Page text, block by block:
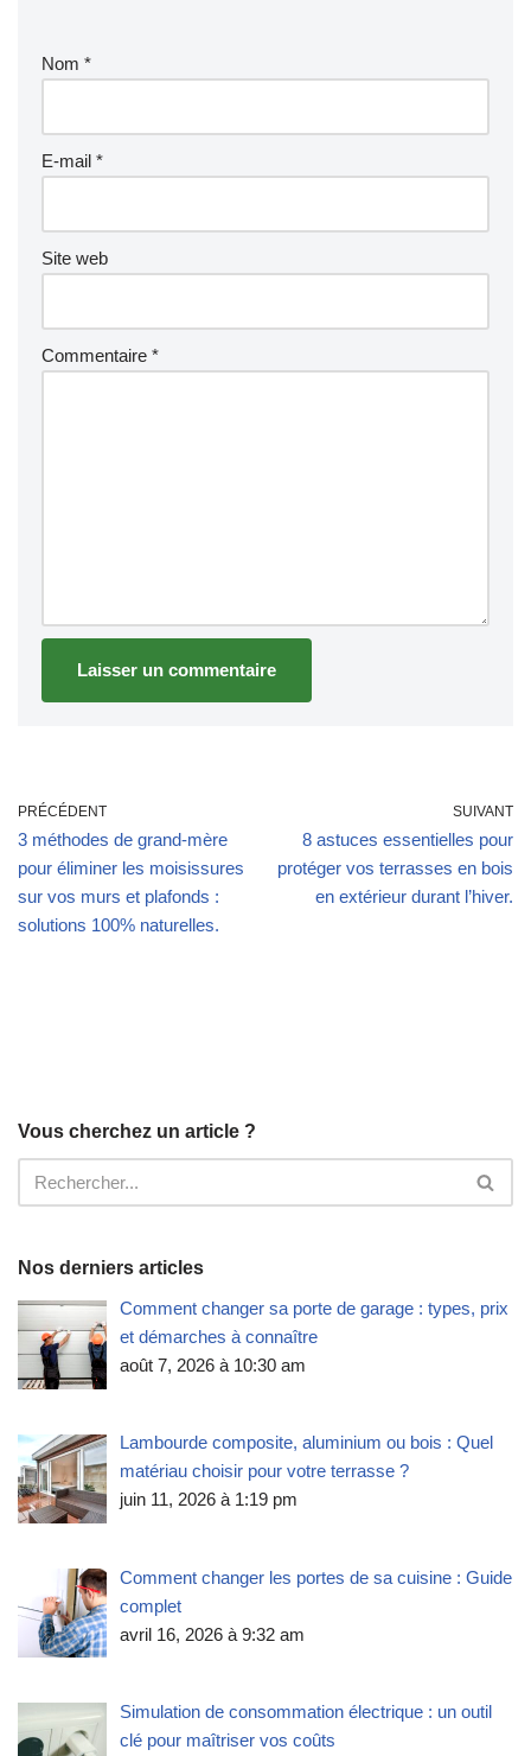
Nom *
E-mail *
Site web
Commentaire *
PRÉCÉDENT
3 méthodes de grand-mère
pour éliminer les moisissures
sur vos murs et plafonds :
solutions 100% naturelles.
SUIVANT
8 astuces essentielles pour
protéger vos terrasses en bois
en extérieur durant l’hiver.
Vous cherchez un article ?
Nos derniers articles
Comment changer sa porte de garage : types, prix
et démarches à connaître
août 7, 2026 à 10:30 am
Lambourde composite, aluminium ou bois : Quel
matériau choisir pour votre terrasse ?
juin 11, 2026 à 1:19 pm
Comment changer les portes de sa cuisine : Guide
complet
avril 16, 2026 à 9:32 am
Simulation de consommation électrique : un outil
clé pour maîtriser vos coûts